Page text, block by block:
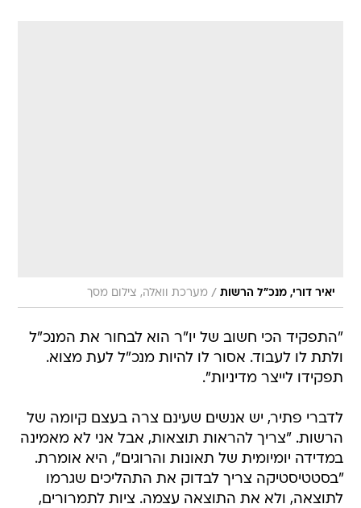
יאיר דורי, מנכ"ל הרשות / מערכת וואלה, צילום מסך
"התפקיד הכי חשוב של יו"ר הוא לבחור את המנכ"ל
ולתת לו לעבוד. אסור לו להיות מנכ"ל לעת מצוא.
תפקידו לייצר מדיניות".
לדברי פתיר, יש אנשים שעינם צרה בעצם קיומה של
הרשות. "צריך להראות תוצאות, אבל אני לא מאמינה
במדידה יומיומית של תאונות והרוגים", היא אומרת.
"בסטטיסטיקה צריך לבדוק את התהליכים שגרמו
לתוצאה, ולא את התוצאה עצמה. ציות לתמרורים,